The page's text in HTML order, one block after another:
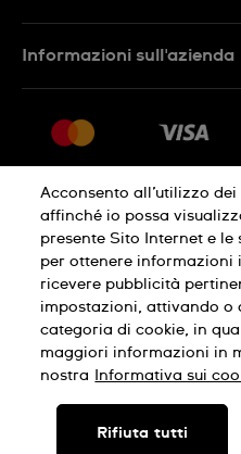
Restituzione
Condizioni di vendita
Diritto di recesso
Informazioni sull'azienda
Lavora con noi
Informativa sulla
Condizioni di utilizzo
Acconsento all’utilizzo
affinché io possa
presente Sito Internet e
per ottenere informazioni
ricevere pubblicità
impostazioni, attivando o
categoria di cookie, in
maggiori informazioni in
nostra
Informativa sui
Rifiuta tutti